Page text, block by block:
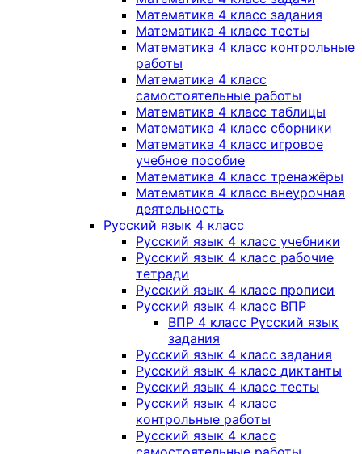
Математика 4 класс задания
Математика 4 класс тесты
Математика 4 класс контрольные
работы
Математика 4 класс
самостоятельные работы
Математика 4 класс таблицы
Математика 4 класс сборники
Математика 4 класс игровое
учебное пособие
Математика 4 класс тренажёры
Математика 4 класс внеурочная
деятельность
Русский язык 4 класс
Русский язык 4 класс учебники
Русский язык 4 класс рабочие
тетради
Русский язык 4 класс прописи
Русский язык 4 класс ВПР
ВПР 4 класс Русский язык
задания
Русский язык 4 класс задания
Русский язык 4 класс диктанты
Русский язык 4 класс тесты
Русский язык 4 класс
контрольные работы
Русский язык 4 класс